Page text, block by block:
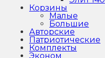
Корзины
Малые
Большие
Авторские
Патриотические
Комплекты
Эконом